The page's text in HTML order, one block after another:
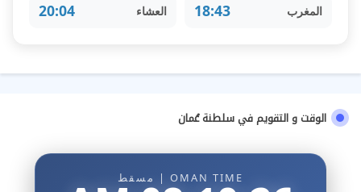
المغرب 18:43 العشاء 20:04
الوقت و التقويم في سلطنة عُمان
OMAN TIME | مسقط